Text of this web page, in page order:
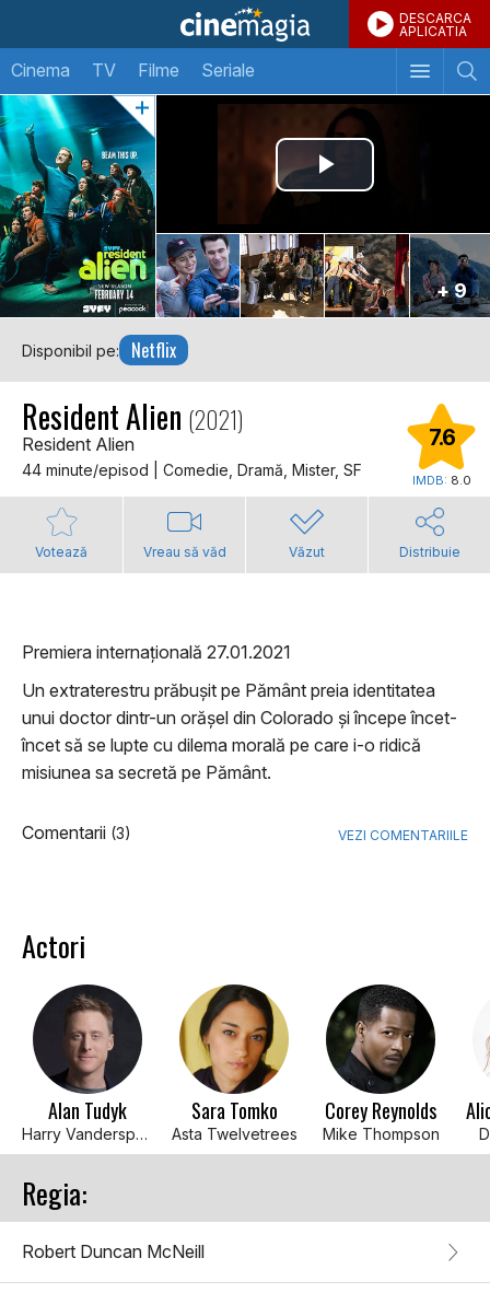
DESCARCA
APLICATIA
Cinema TV Filme Seriale
+ 9
Disponibil pe: Netflix
Resident Alien (2021)
Resident Alien
44 minute/episod | Comedie, Dramă, Mister, SF
7.6
IMDB: 8.0
Votează Vreau să văd Văzut Distribuie
Premiera internațională 27.01.2021
Un extraterestru prăbușit pe Pământ preia identitatea
unui doctor dintr-un orășel din Colorado și începe încet-
încet să se lupte cu dilema morală pe care i-o ridică
misiunea sa secretă pe Pământ.
Comentarii (3) VEZI COMENTARIILE
Actori
Alan Tudyk
Harry Vanderspeigle
Sara Tomko
Asta Twelvetrees
Corey Reynolds
Mike Thompson
Regia:
Robert Duncan McNeill